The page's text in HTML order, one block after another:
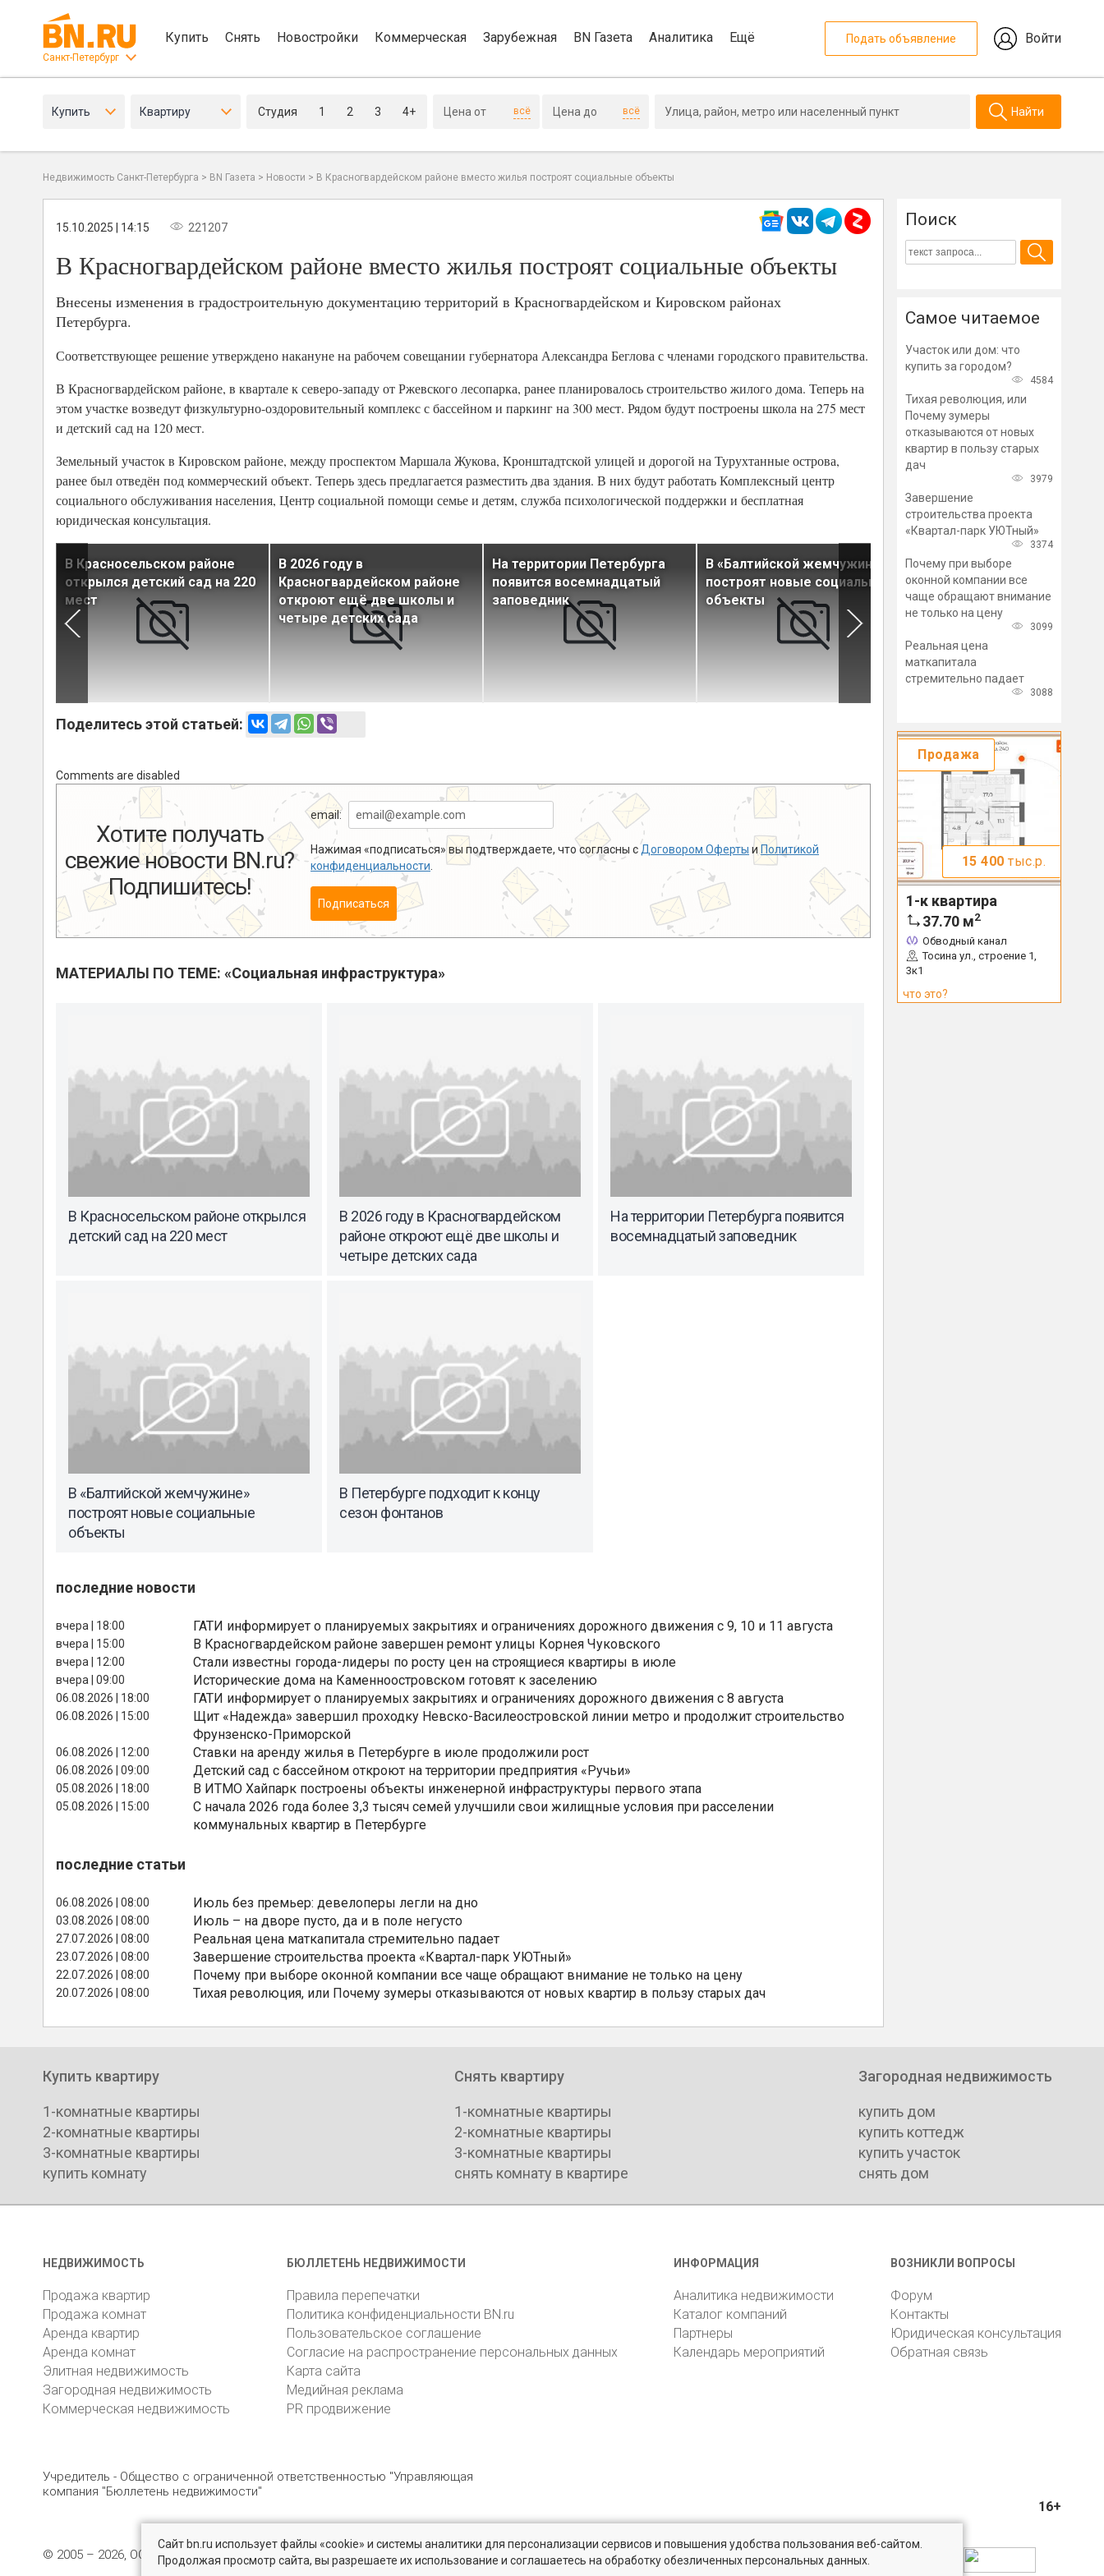
Санкт-Петербург
Купить Снять Новостройки Коммерческая Зарубежная BN Газета Аналитика Ещё Подать объявление Войти
Купить Квартиру Студия 1 2 3 4+ всё всё Найти
Недвижимость Санкт-Петербурга > BN Газета > Новости > В Красногвардейском районе вместо жилья построят социальные объекты
15.10.2025 | 14:15 221207
В Красногвардейском районе вместо жилья построят социальные объекты
Внесены изменения в градостроительную документацию территорий в Красногвардейском и Кировском районах
Петербурга.
Соответствующее решение утверждено накануне на рабочем совещании губернатора Александра Беглова с членами городского правительства.
В Красногвардейском районе, в квартале к северо-западу от Ржевского лесопарка, ранее планировалось строительство жилого дома. Теперь на
этом участке возведут физкультурно-оздоровительный комплекс с бассейном и паркинг на 300 мест. Рядом будут построены школа на 275 мест
и детский сад на 120 мест.
Земельный участок в Кировском районе, между проспектом Маршала Жукова, Кронштадтской улицей и дорогой на Турухтанные острова,
ранее был отведён под коммерческий объект. Теперь здесь предлагается разместить два здания. В них будут работать Комплексный центр
социального обслуживания населения, Центр социальной помощи семье и детям, служба психологической поддержки и бесплатная
юридическая консультация.
В Красносельском районе
открылся детский сад на 220
мест
В 2026 году в
Красногвардейском районе
откроют ещё две школы и
четыре детских сада
На территории Петербурга
появится восемнадцатый
заповедник
В «Балтийской жемчужине»
построят новые социальные
объекты
В Петербурге подходит к
концу сезон фонтанов
Поделитесь этой статьей:
Comments are disabled
Хотите получать
свежие новости BN.ru?
Подпишитесь!
email:
Нажимая «подписаться» вы подтверждаете, что согласны с Договором Оферты и Политикой
конфиденциальности
Подписаться
МАТЕРИАЛЫ ПО ТЕМЕ: «Социальная инфраструктура»
В Красносельском районе открылся
детский сад на 220 мест
В 2026 году в Красногвардейском
районе откроют ещё две школы и
четыре детских сада
На территории Петербурга появится
восемнадцатый заповедник
В «Балтийской жемчужине»
построят новые социальные
объекты
В Петербурге подходит к концу
сезон фонтанов
последние новости
вчера | 18:00 ГАТИ информирует о планируемых закрытиях и ограничениях дорожного движения с 9, 10 и 11 августа
вчера | 15:00 В Красногвардейском районе завершен ремонт улицы Корнея Чуковского
вчера | 12:00 Стали известны города-лидеры по росту цен на строящиеся квартиры в июле
вчера | 09:00 Исторические дома на Каменноостровском готовят к заселению
06.08.2026 | 18:00 ГАТИ информирует о планируемых закрытиях и ограничениях дорожного движения с 8 августа
06.08.2026 | 15:00
Щит «Надежда» завершил проходку Невско-Василеостровской линии метро и продолжит строительство
Фрунзенско-Приморской
06.08.2026 | 12:00 Ставки на аренду жилья в Петербурге в июле продолжили рост
06.08.2026 | 09:00 Детский сад с бассейном откроют на территории предприятия «Ручьи»
05.08.2026 | 18:00 В ИТМО Хайпарк построены объекты инженерной инфраструктуры первого этапа
05.08.2026 | 15:00
С начала 2026 года более 3,3 тысяч семей улучшили свои жилищные условия при расселении
коммунальных квартир в Петербурге
последние статьи
06.08.2026 | 08:00 Июль без премьер: девелоперы легли на дно
03.08.2026 | 08:00 Июль – на дворе пусто, да и в поле негусто
27.07.2026 | 08:00 Реальная цена маткапитала стремительно падает
23.07.2026 | 08:00 Завершение строительства проекта «Квартал-парк УЮТный»
22.07.2026 | 08:00 Почему при выборе оконной компании все чаще обращают внимание не только на цену
20.07.2026 | 08:00 Тихая революция, или Почему зумеры отказываются от новых квартир в пользу старых дач
Поиск
Самое читаемое
Участок или дом: что
купить за городом?
4584
Тихая революция, или
Почему зумеры
отказываются от новых
квартир в пользу старых
дач
3979
Завершение
строительства проекта
«Квартал-парк УЮТный»
3374
Почему при выборе
оконной компании все
чаще обращают внимание
не только на цену
3099
Реальная цена
маткапитала
стремительно падает
3088
Продажа
15 400 тыс.р.
1-к квартира
37.70 м2
Обводный канал
Тосина ул., строение 1,
3к1
что это?
Купить квартиру
1-комнатные квартиры
2-комнатные квартиры
3-комнатные квартиры
купить комнату
Снять квартиру
1-комнатные квартиры
2-комнатные квартиры
3-комнатные квартиры
снять комнату в квартире
Загородная недвижимость
купить дом
купить коттедж
купить участок
снять дом
НЕДВИЖИМОСТЬ
Продажа квартир
Продажа комнат
Аренда квартир
Аренда комнат
Элитная недвижимость
Загородная недвижимость
Коммерческая недвижимость
БЮЛЛЕТЕНЬ НЕДВИЖИМОСТИ
Правила перепечатки
Политика конфиденциальности BN.ru
Пользовательское соглашение
Согласие на распространение персональных данных
Карта сайта
Медийная реклама
PR продвижение
ИНФОРМАЦИЯ
Аналитика недвижимости
Каталог компаний
Партнеры
Календарь мероприятий
ВОЗНИКЛИ ВОПРОСЫ
Форум
Контакты
Юридическая консультация
Обратная связь
Учредитель - Общество с ограниченной ответственностью "Управляющая
компания "Бюллетень недвижимости"
16+
© 2005 – 2026, ООО «УК «БН» 8 (812) 331-93-56 196105, Санкт-Петербург, пр. Юрия Гагарина, 1 reklama@bn.ru
Сайт bn.ru использует файлы «cookie» и системы аналитики для персонализации сервисов и повышения удобства пользования веб-сайтом.
Продолжая просмотр сайта, вы разрешаете их использование и соглашаетесь на обработку обезличенных персональных данных.